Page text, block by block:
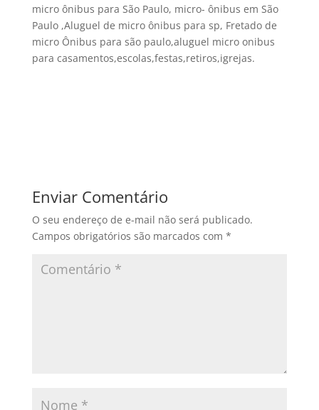
micro ônibus para São Paulo, micro- ônibus em São
Paulo ,Aluguel de micro ônibus para sp, Fretado de
micro Ônibus para são paulo,aluguel micro onibus
para casamentos,escolas,festas,retiros,igrejas.
Enviar Comentário
O seu endereço de e-mail não será publicado.
Campos obrigatórios são marcados com *